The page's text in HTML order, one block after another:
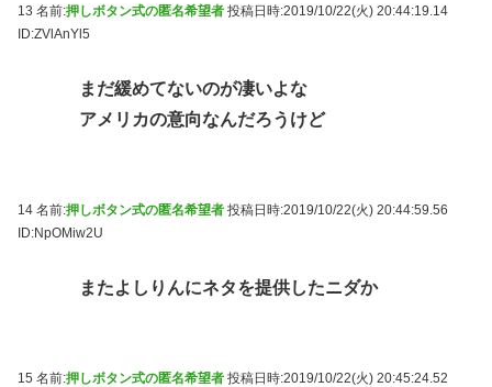
13 名前:押しボタン式の匿名希望者 投稿日時:2019/10/22(火) 20:44:19.14
ID:ZVlAnYl5
まだ緩めてないのが凄いよな
アメリカの意向なんだろうけど
14 名前:押しボタン式の匿名希望者 投稿日時:2019/10/22(火) 20:44:59.56
ID:NpOMiw2U
またよしりんにネタを提供したニダか
15 名前:押しボタン式の匿名希望者 投稿日時:2019/10/22(火) 20:45:24.52